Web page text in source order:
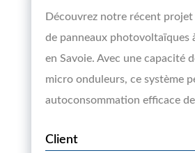
Découvrez notre récent projet
de panneaux photovoltaïques
en Savoie. Avec une capacité
micro onduleurs, ce système
autoconsommation efficace de
Client